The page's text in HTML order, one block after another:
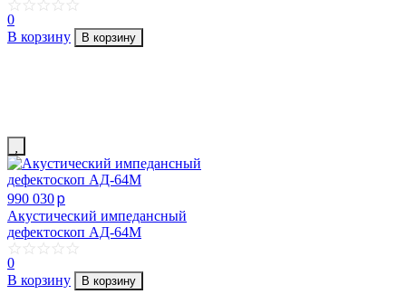
0
В корзину
В корзину
990 030p
Акустический импедансный
дефектоскоп АД-64М
0
В корзину
В корзину